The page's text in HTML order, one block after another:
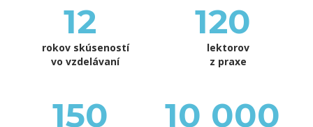
12
rokov skúseností
vo vzdelávaní
120
lektorov
z praxe
150 10 000